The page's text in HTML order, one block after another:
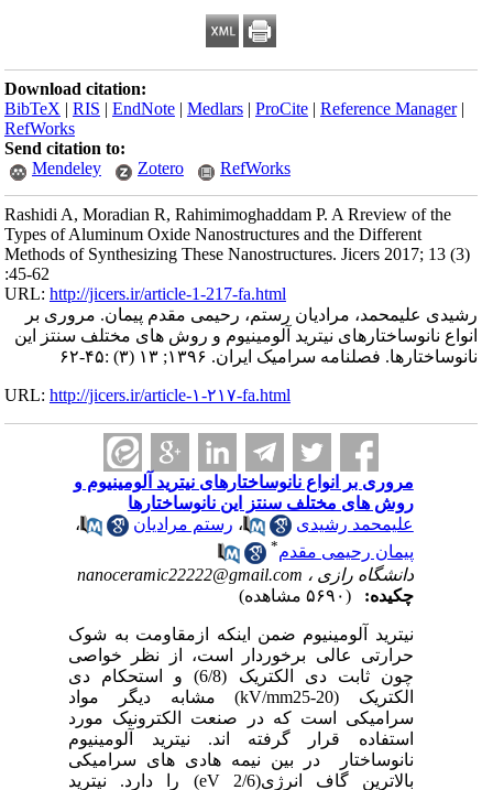
Download citation:
BibTeX |RIS |EndNote |Medlars |ProCite |Reference Manager
RefWorks
Send citation to:
Mendeley
Zotero RefWorks
Rashidi A, Moradian R, Rahimimoghaddam P. A Rreview of the
Types of Aluminum Oxide Nanostructures and the Different
Methods of Synthesizing These Nanostructures. Jicers 2017; 13 (3)
:45-62
URL:http://jicers.ir/article-1-217-fa.html
رشیدی علیمحمد، مرادیان رستم، رحیمی مقدم پیمان. مروری بر
انواع نانوساختارهای نیترید آلومینیوم و روش های مختلف سنتز این
نانوساختارها. فصلنامه سرامیک ایران. ۱۳۹۶; ۱۳ (۳) :۴۵-۶۲
URL:http://jicers.ir/article-۱-۲۱۷-fa.html
مروری بر انواع نانوساختارهای نیترید آلومینیوم و
روش های مختلف سنتز این نانوساختارها
علیمحمد رشیدی
،رستم مرادیان
،
پیمان رحیمی مقدم
دانشگاه رازی ، nanoceramic22222@gmail.com
چکیده:
نیترید آلومینیوم ضمن اینکه ازمقاومت به شوک
حرارتی عالی برخوردار است، از نظر خواصی
چون ثابت دی الکتریک (6/8) و استحکام دی
الکتریک (kV/mm25-20) مشابه دیگر مواد
سرامیکی است که در صنعت الکترونیک مورد
استفاده قرار گرفته اند. نیترید آلومینیوم
نانوساختار در بین نیمه هادی های سرامیکی
بالاترین گاف انرژی(eV 2/6) را دارد. نیترید